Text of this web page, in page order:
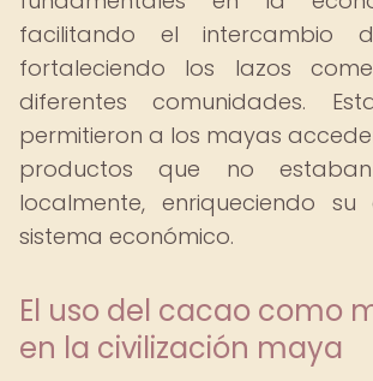
facilitando el intercambio
fortaleciendo los lazos
diferentes comunidades.
permitieron a los mayas
productos que no estaban
localmente, enriqueciendo
sistema económico.
El uso del cacao como
en la civilización maya